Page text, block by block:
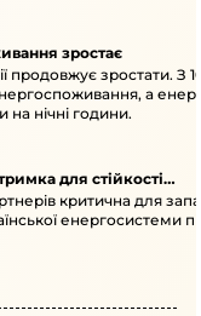
зростає
продовжує зростати. З
а
нічні години.
для стійкості
критична для
енергосистеми